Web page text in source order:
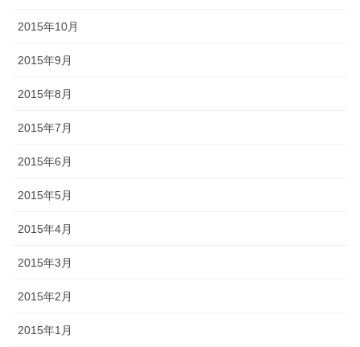
2015年10月
2015年9月
2015年8月
2015年7月
2015年6月
2015年5月
2015年4月
2015年3月
2015年2月
2015年1月